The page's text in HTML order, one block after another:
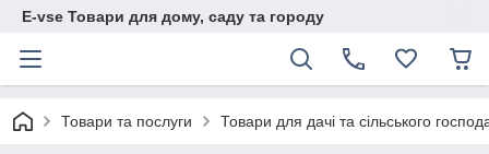
E-vse Товари для дому, саду та городу
Товари та послуги Товари для дачі та сільського